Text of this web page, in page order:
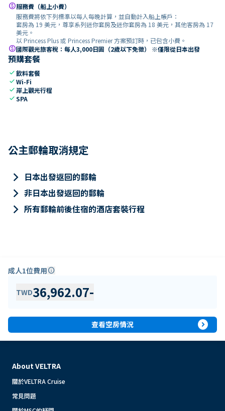
paid服務費（船上小費）
服務費將依下列標準以每人每晚計算，並自動計入船上帳戶：
套房為 19 美元，尊享系列迷你套房及迷你套房為 18 美元，其他客房為 17
美元。
以 Princess Plus 或 Princess Premier 方案預訂時，已包含小費。
paid國際觀光旅客稅：每人3,000日圓（2歲以下免徵） ※僅限從日本出發
預購套餐
check飲料套餐
checkWi-Fi
check 岸上觀光行程
checkSPA
公主郵輪取消規定
keyboard_arrow_right 日本出發返回的郵輪
keyboard_arrow_right 非日本出發返回的郵輪
keyboard_arrow_right 所有郵輪前後住宿的酒店套裝行程
成人1位費用info
TWD36,962.07-
查看空房情況 expand_circle_right
About VELTRA
關於VELTRA Cruise
常見問題